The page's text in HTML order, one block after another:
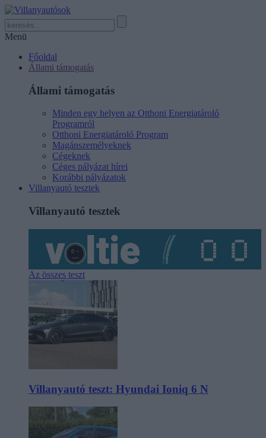
Menü
Főoldal
Állami támogatás
Állami támogatás
Minden egy helyen az Otthoni Energiatároló
Programról
Otthoni Energiatároló Program
Magánszemélyeknek
Cégeknek
Céges pályázat hírei
Korábbi pályázatok
Villanyautó tesztek
Villanyautó tesztek
Az összes teszt
Villanyautó teszt: Hyundai Ioniq 6 N